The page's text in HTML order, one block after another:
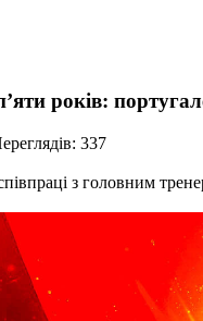
років:
337
з головним